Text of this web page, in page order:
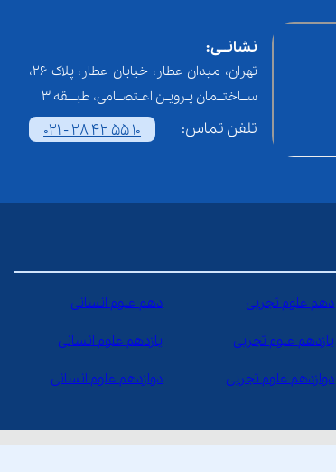
نشانــی:
تهران، میدان عطار، خیابان عطار، پلاک 26،
ســاختــمان پـرویـن اعـتصــامی، طبـــقه 3
تلفن تماس: 021 - 28 42 55 10
دهم علوم تجربی دهم علوم انسانی
یازدهم علوم تجربی یازدهم علوم انسانی
دوازدهم علوم تجربی دوازدهم علوم انسانی